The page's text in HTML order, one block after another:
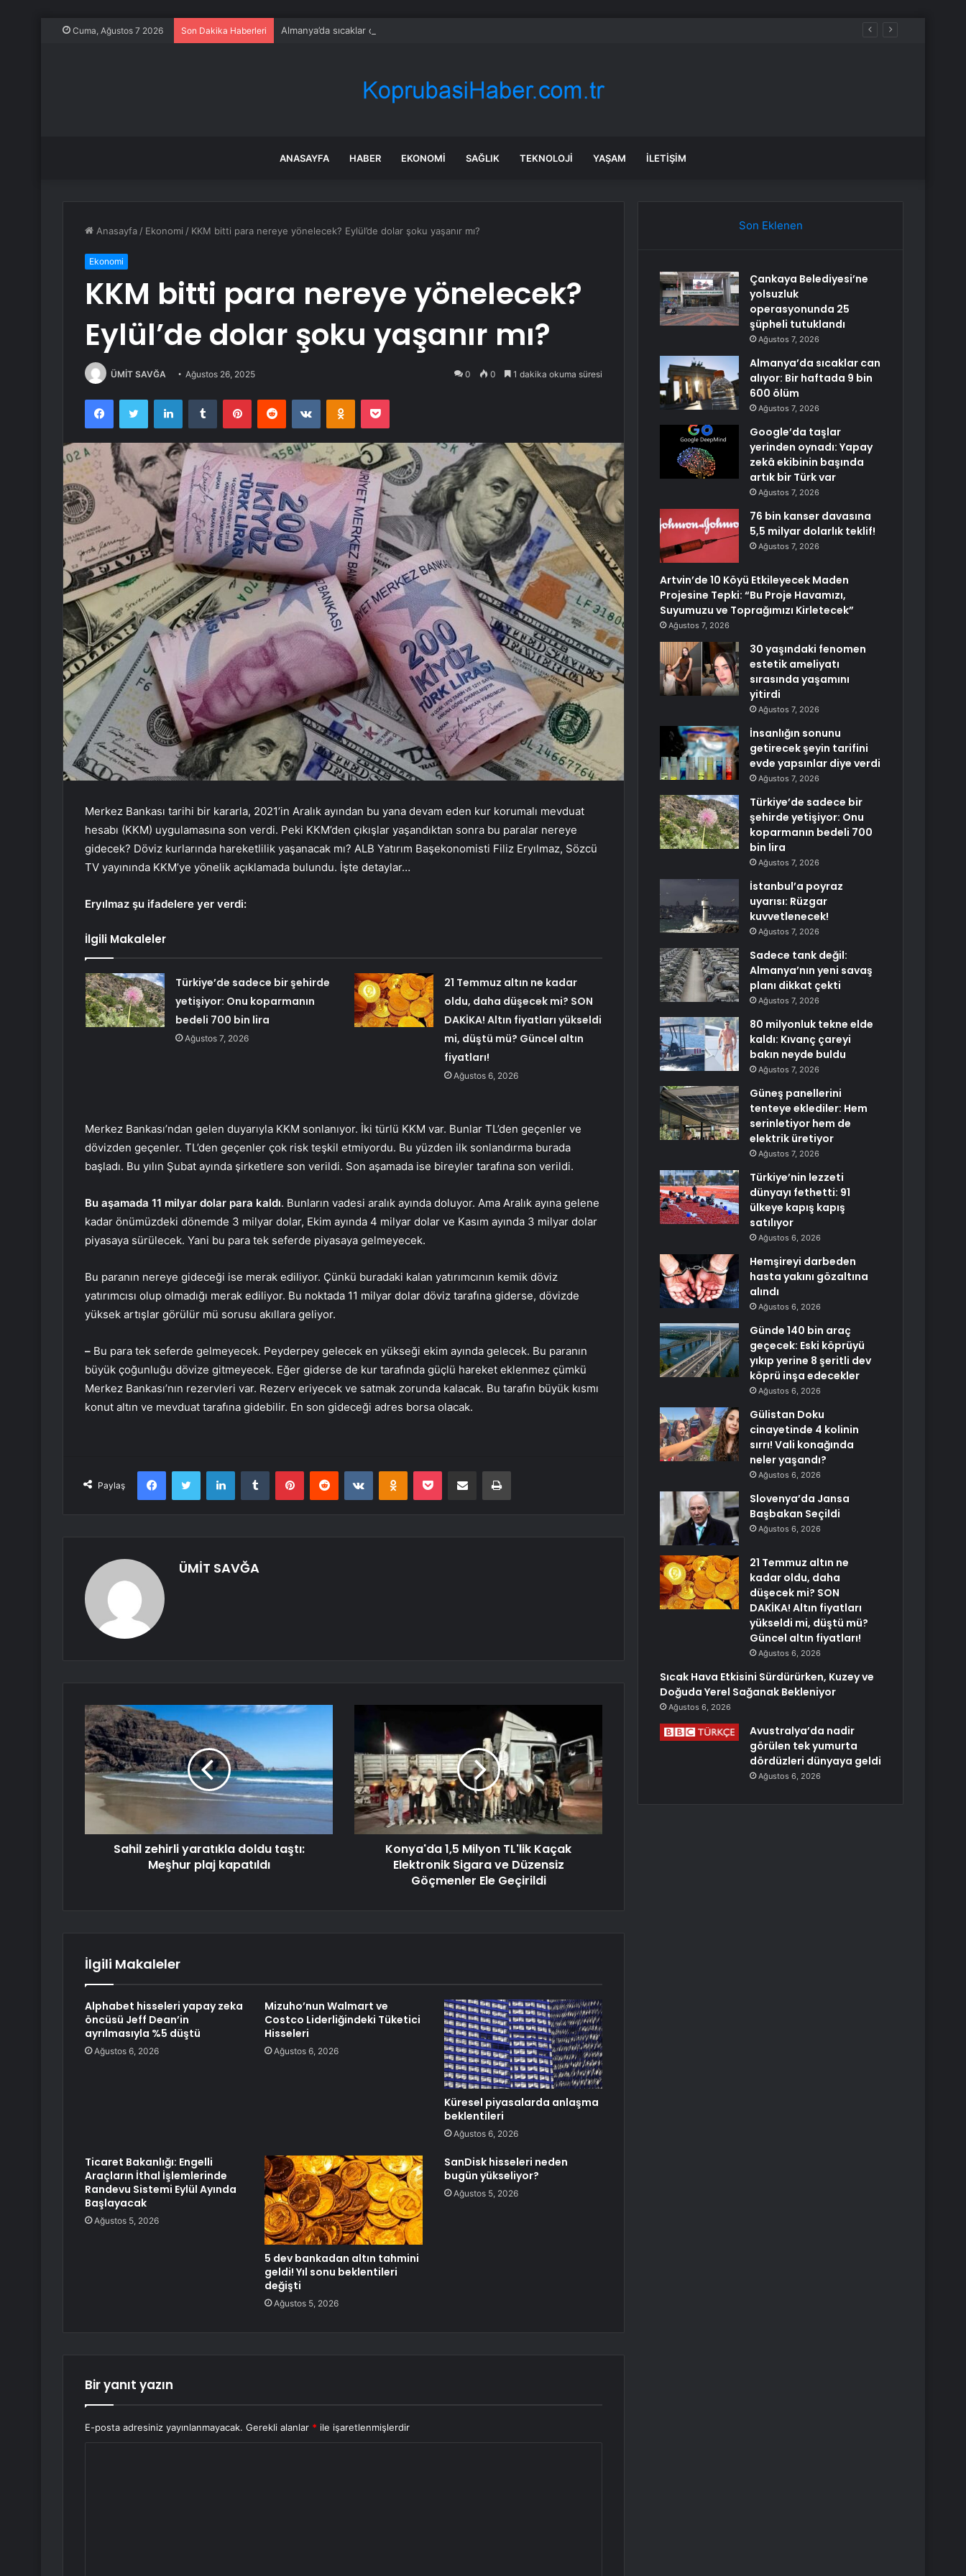
Cuma, Ağustos 7 2026 Son Dakika Haberleri Almanya’da sıcaklar can alıyor: Bir haftada 9 bin 600 ölüm
ANASAYFA HABER EKONOMI SAĞLIK TEKNOLOJI YAŞAM İLETIŞIM
Anasayfa / Ekonomi / KKM bitti para nereye yönelecek? Eylül’de dolar şoku yaşanır mı?
Ekonomi
KKM bitti para nereye yönelecek?
Eylül’de dolar şoku yaşanır mı?
ÜMİT SAVĞA Ağustos 26, 2025 0 0 1 dakika okuma süresi
FacebookTwitter LinkedInTumblr PinterestReddit VKontakteOdnoklassniki
Pocket
Merkez Bankası tarihi bir kararla, 2021’in Aralık ayından bu yana devam eden kur korumalı mevduat
hesabı (KKM) uygulamasına son verdi. Peki KKM’den çıkışlar yaşandıktan sonra bu paralar nereye
gidecek? Döviz kurlarında hareketlilik yaşanacak mı? ALB Yatırım Başekonomisti Filiz Eryılmaz, Sözcü
TV yayınında KKM’ye yönelik açıklamada bulundu. İşte detaylar…
Eryılmaz şu ifadelere yer verdi:
İlgili Makaleler
Türkiye’de sadece bir şehirde
yetişiyor: Onu koparmanın
bedeli 700 bin lira
Ağustos 7, 2026
21 Temmuz altın ne kadar
oldu, daha düşecek mi? SON
DAKİKA! Altın fiyatları yükseldi
mi, düştü mü? Güncel altın
fiyatları!
Ağustos 6, 2026
Merkez Bankası’ndan gelen duyarıyla KKM sonlanıyor. İki türlü KKM var. Bunlar TL’den geçenler ve
dövizden geçenler. TL’den geçenler çok risk teşkil etmiyordu. Bu yüzden ilk sonlandırma burada
başladı. Bu yılın Şubat ayında şirketlere son verildi. Son aşamada ise bireyler tarafına son verildi.
Bu aşamada 11 milyar dolar para kaldı. Bunların vadesi aralık ayında doluyor. Ama Aralık ayına gelene
kadar önümüzdeki dönemde 3 milyar dolar, Ekim ayında 4 milyar dolar ve Kasım ayında 3 milyar dolar
piyasaya sürülecek. Yani bu para tek seferde piyasaya gelmeyecek.
Bu paranın nereye gideceği ise merak ediliyor. Çünkü buradaki kalan yatırımcının kemik döviz
yatırımcısı olup olmadığı merak ediliyor. Bu noktada 11 milyar dolar döviz tarafına giderse, dövizde
yüksek artışlar görülür mü sorusu akıllara geliyor.
– Bu para tek seferde gelmeyecek. Peyderpey gelecek en yükseği ekim ayında gelecek. Bu paranın
büyük çoğunluğu dövize gitmeyecek. Eğer giderse de kur tarafında güçlü hareket eklenmez çümkü
Merkez Bankası’nın rezervleri var. Rezerv eriyecek ve satmak zorunda kalacak. Bu tarafın büyük kısmı
konut altın ve mevduat tarafına gidebilir. En son gideceği adres borsa olacak.
Paylaş
FacebookTwitter LinkedInTumblr PinterestReddit VKontakteOdnoklassniki
Pocket E-Posta ile paylaş Yazdır
ÜMİT SAVĞA
Sahil zehirli yaratıkla doldu taştı:
Meşhur plaj kapatıldı
Konya'da 1,5 Milyon TL'lik Kaçak
Elektronik Sigara ve Düzensiz
Göçmenler Ele Geçirildi
İlgili Makaleler
Alphabet hisseleri yapay zeka
öncüsü Jeff Dean’in
ayrılmasıyla %5 düştü
Ağustos 6, 2026
Mizuho’nun Walmart ve
Costco Liderliğindeki Tüketici
Hisseleri
Ağustos 6, 2026
Küresel piyasalarda anlaşma
beklentileri
Ağustos 6, 2026
Ticaret Bakanlığı: Engelli
Araçların İthal İşlemlerinde
Randevu Sistemi Eylül Ayında
Başlayacak
Ağustos 5, 2026
5 dev bankadan altın tahmini
geldi! Yıl sonu beklentileri
değişti
Ağustos 5, 2026
SanDisk hisseleri neden
bugün yükseliyor?
Ağustos 5, 2026
Bir yanıt yazın
E-posta adresiniz yayınlanmayacak. Gerekli alanlar * ile işaretlenmişlerdir
Son Eklenen
Çankaya Belediyesi’ne
yolsuzluk
operasyonunda 25
şüpheli tutuklandı
Ağustos 7, 2026
Almanya’da sıcaklar can
alıyor: Bir haftada 9 bin
600 ölüm
Ağustos 7, 2026
Google’da taşlar
yerinden oynadı: Yapay
zekâ ekibinin başında
artık bir Türk var
Ağustos 7, 2026
76 bin kanser davasına
5,5 milyar dolarlık teklif!
Ağustos 7, 2026
Artvin’de 10 Köyü Etkileyecek Maden
Projesine Tepki: “Bu Proje Havamızı,
Suyumuzu ve Toprağımızı Kirletecek”
Ağustos 7, 2026
30 yaşındaki fenomen
estetik ameliyatı
sırasında yaşamını
yitirdi
Ağustos 7, 2026
İnsanlığın sonunu
getirecek şeyin tarifini
evde yapsınlar diye verdi
Ağustos 7, 2026
Türkiye’de sadece bir
şehirde yetişiyor: Onu
koparmanın bedeli 700
bin lira
Ağustos 7, 2026
İstanbul’a poyraz
uyarısı: Rüzgar
kuvvetlenecek!
Ağustos 7, 2026
Sadece tank değil:
Almanya’nın yeni savaş
planı dikkat çekti
Ağustos 7, 2026
80 milyonluk tekne elde
kaldı: Kıvanç çareyi
bakın neyde buldu
Ağustos 7, 2026
Güneş panellerini
tenteye eklediler: Hem
serinletiyor hem de
elektrik üretiyor
Ağustos 7, 2026
Türkiye’nin lezzeti
dünyayı fethetti: 91
ülkeye kapış kapış
satılıyor
Ağustos 6, 2026
Hemşireyi darbeden
hasta yakını gözaltına
alındı
Ağustos 6, 2026
Günde 140 bin araç
geçecek: Eski köprüyü
yıkıp yerine 8 şeritli dev
köprü inşa edecekler
Ağustos 6, 2026
Gülistan Doku
cinayetinde 4 kolinin
sırrı! Vali konağında
neler yaşandı?
Ağustos 6, 2026
Slovenya’da Jansa
Başbakan Seçildi
Ağustos 6, 2026
21 Temmuz altın ne
kadar oldu, daha
düşecek mi? SON
DAKİKA! Altın fiyatları
yükseldi mi, düştü mü?
Güncel altın fiyatları!
Ağustos 6, 2026
Sıcak Hava Etkisini Sürdürürken, Kuzey ve
Doğuda Yerel Sağanak Bekleniyor
Ağustos 6, 2026
Avustralya’da nadir
görülen tek yumurta
dördüzleri dünyaya geldi
Ağustos 6, 2026